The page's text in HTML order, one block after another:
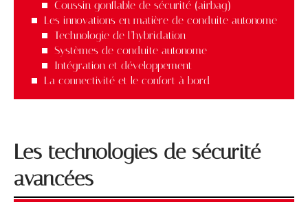
Coussin gonflable de sécurité (airbag)
Les innovations en matière de conduite autonome
Technologie de l’hybridation
Systèmes de conduite autonome
Intégration et développement
La connectivité et le confort à bord
Les technologies de sécurité
avancées